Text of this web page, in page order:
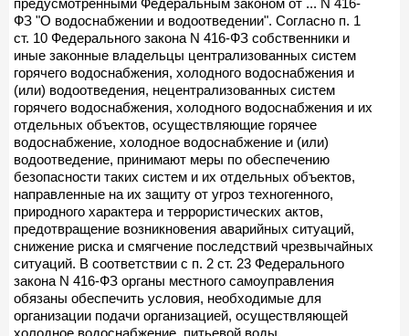
ФЗ "О водоснабжении и водоотведении". Согласно п. 1
ст. 10 Федерального закона N 416-ФЗ собственники и
иные законные владельцы централизованных систем
горячего водоснабжения, холодного водоснабжения и
(или) водоотведения, нецентрализованных систем
горячего водоснабжения, холодного водоснабжения и их
отдельных объектов, осуществляющие горячее
водоснабжение, холодное водоснабжение и (или)
водоотведение, принимают меры по обеспечению
безопасности таких систем и их отдельных объектов,
направленные на их защиту от угроз техногенного,
природного характера и террористических актов,
предотвращение возникновения аварийных ситуаций,
снижение риска и смягчение последствий чрезвычайных
ситуаций. В соответствии с п. 2 ст. 23 Федерального
закона N 416-ФЗ органы местного самоуправления
обязаны обеспечить условия, необходимые для
организации подачи организацией, осуществляющей
холодное водоснабжение, питьевой воды,